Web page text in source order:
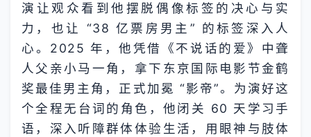
演让观众看到他摆脱偶像标签的决心与实
力，也让 “38 亿票房男主” 的标签深入人
心。2025 年，他凭借《不说话的爱》中聋
人父亲小马一角，拿下东京国际电影节金鹤
奖最佳男主角，正式加冕 “影帝”。为演好这
个全程无台词的角色，他闭关 60 天学习手
语，深入听障群体体验生活，用眼神与肢体